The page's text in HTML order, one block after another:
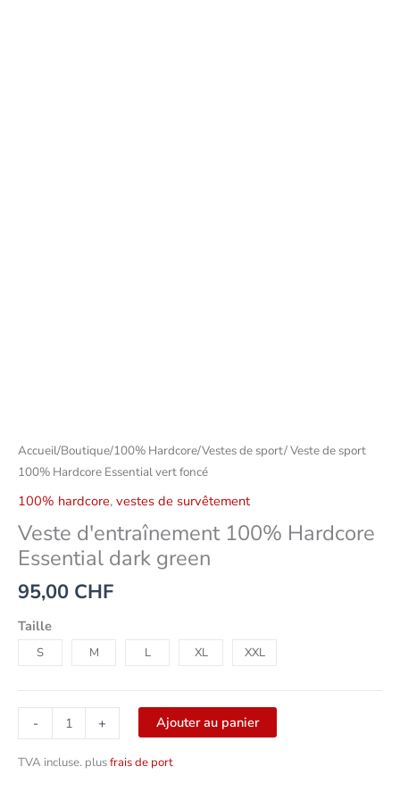
Accueil/Boutique/100% Hardcore/Vestes de sport/ Veste de sport
100% Hardcore Essential vert foncé
100% hardcore, vestes de survêtement
Veste d'entraînement 100% Hardcore
Essential dark green
95,00 CHF
Taille
S M L XL XXL
- + Ajouter au panier
TVA incluse. plusfrais de port